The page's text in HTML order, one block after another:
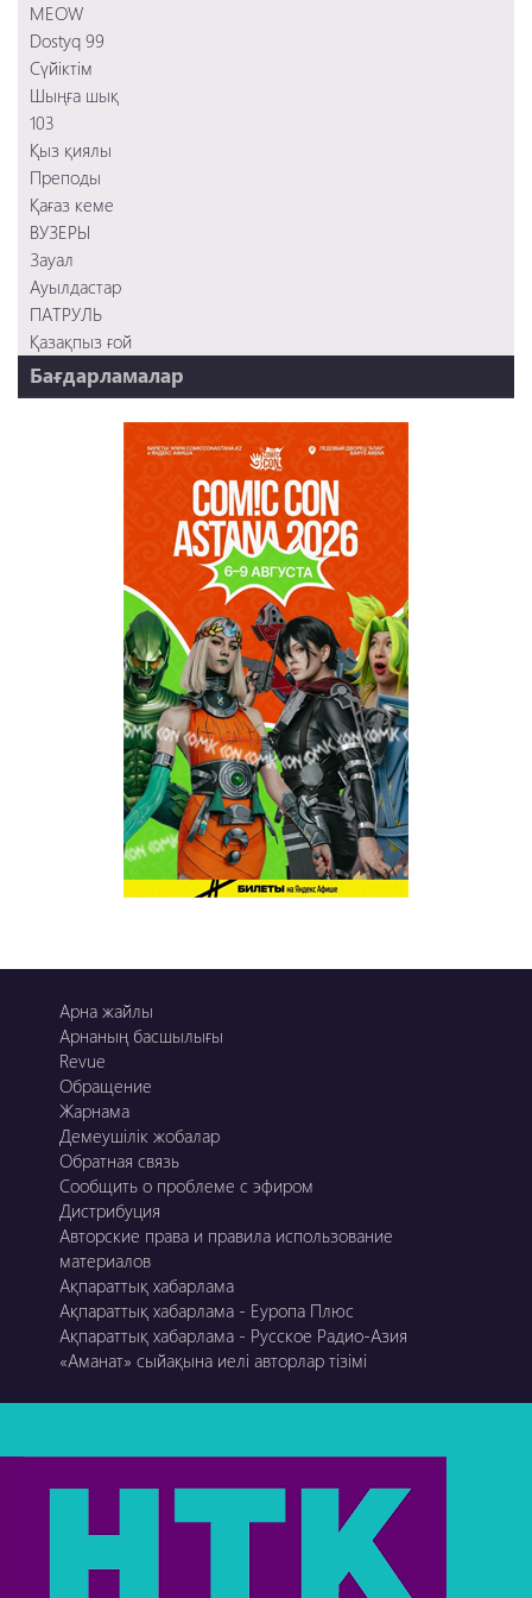
MEOW
Dostyq 99
Сүйіктім
Шыңға шық
103
Қыз қиялы
Преподы
Қағаз кеме
ВУЗЕРЫ
Зауал
Ауылдастар
ПАТРУЛЬ
Қазақпыз ғой
Бағдарламалар
Ұ-Night show
Арна жайлы
Арнаның басшылығы
Revue
Обращение
Жарнама
Демеушілік жобалар
Обратная связь
Сообщить о проблеме с эфиром
Дистрибуция
Авторские права и правила использование
материалов
Ақпараттық хабарлама
Ақпараттық хабарлама - Еуропа Плюс
Ақпараттық хабарлама - Русское Радио-Азия
«Аманат» сыйақына иелі авторлар тізімі